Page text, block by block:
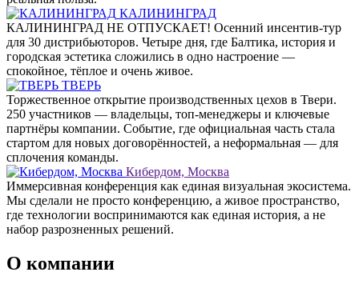
КАЛИНИНГРАД
КАЛИНИНГРАД НЕ ОТПУСКАЕТ! Осенний инсентив-тур
для 30 дистрибьюторов. Четыре дня, где Балтика, история и
городская эстетика сложились в одно настроение —
спокойное, тёплое и очень живое.
ТВЕРЬ
Торжественное открытие производственных цехов в Твери.
250 участников — владельцы, топ-менеджеры и ключевые
партнёры компании. Событие, где официальная часть стала
стартом для новых договорённостей, а неформальная — для
сплочения команды.
Кибердом, Москва
Иммерсивная конференция как единая визуальная экосистема.
Мы сделали не просто конференцию, а живое пространство,
где технологии воспринимаются как единая история, а не
набор разрозненных решений.
О компании